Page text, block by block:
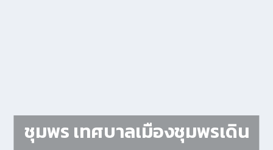
ชุมพร เทศบาลเมืองชุมพรเดิน